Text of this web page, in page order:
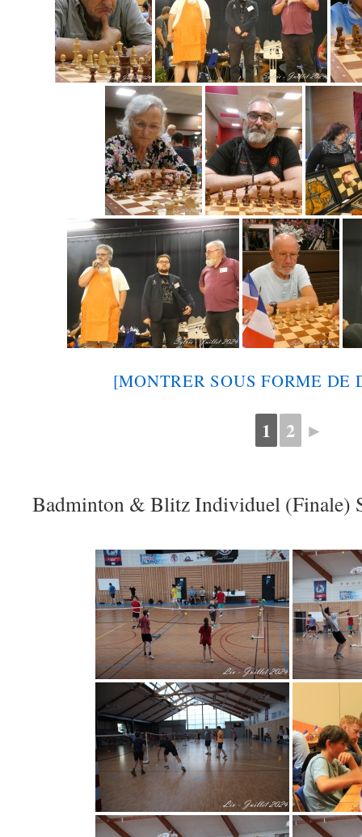
[MONTRER SOUS FORME
1 2 ►
Badminton & Blitz Individuel (Finale)